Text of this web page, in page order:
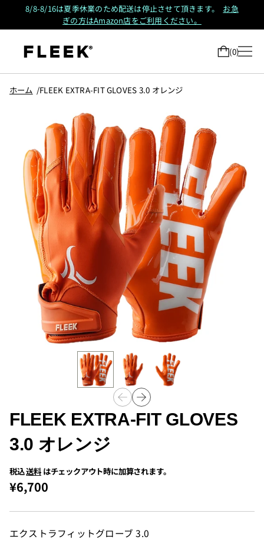
8/8-8/16は夏季休業のため配送は停止させて頂きます。
お急
ぎの方はAmazon店をご利用ください。
0
ホーム FLEEK EXTRA-FIT GLOVES 3.0 オレンジ
FLEEK EXTRA-FIT GLOVES
3.0 オレンジ
¥6,700
税込送料 はチェックアウト時に加算されます。
エクストラフィットグローブ 3.0